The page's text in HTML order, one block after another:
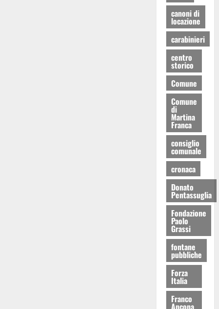
canoni di
locazione
carabinieri
centro
storico
Comune
Comune
di
Martina
Franca
consiglio
comunale
cronaca
Donato
Pentassuglia
Fondazione
Paolo
Grassi
fontane
pubbliche
Forza
Italia
Franco
Ancona